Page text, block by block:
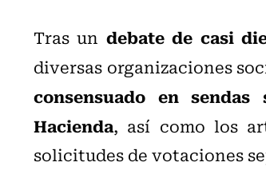
Tras un debate de casi
diversas organizaciones
consensuado en
Hacienda, así como los
solicitudes de votaciones